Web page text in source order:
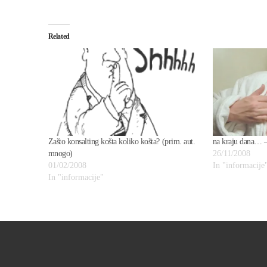
Related
Zašto konsalting košta koliko košta? (prim. aut.
mnogo)
01/02/2008
In "informacije"
na kraju dana…
26/11/2008
In "informacije"